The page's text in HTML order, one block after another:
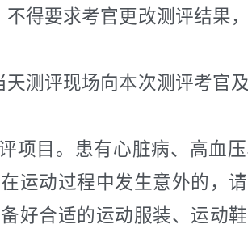
得要求考官更改测评结果
测评现场向本次测评考官
项目。患有心脏病、高血
运动过程中发生意外的，
好合适的运动服装、运动